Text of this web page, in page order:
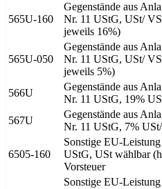
565U-160
Gegenstände aus
Nr. 11 UStG, USt/
jeweils 16%)
565U-050
Gegenstände aus
Nr. 11 UStG, USt/
jeweils 5%)
566U
Gegenstände aus
Nr. 11 UStG, 19%
567U
Gegenstände aus
Nr. 11 UStG, 7%
6505-160
Sonstige EU-
UStG, USt wählbar
Vorsteuer
Sonstige EU-